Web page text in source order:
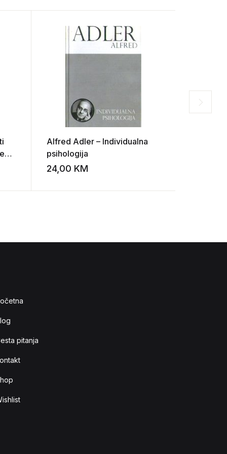
Add to wishlist
Alfred Adler – Individualna
psihologija
24,00 KM
pitanja